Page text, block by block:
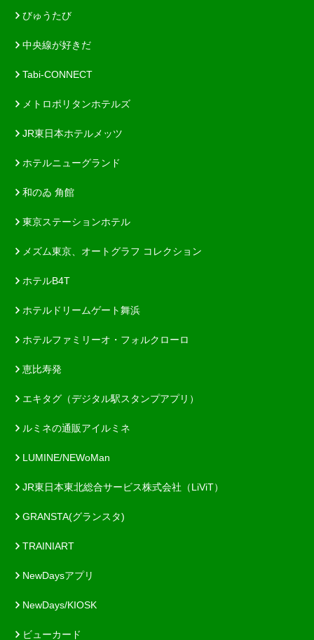
びゅうたび
中央線が好きだ
Tabi-CONNECT
メトロポリタンホテルズ
JR東日本ホテルメッツ
ホテルニューグランド
和のゐ 角館
東京ステーションホテル
メズム東京、オートグラフ コレクション
ホテルB4T
ホテルドリームゲート舞浜
ホテルファミリーオ・フォルクローロ
恵比寿発
エキタグ（デジタル駅スタンプアプリ）
ルミネの通販アイルミネ
LUMINE/NEWoMan
JR東日本東北総合サービス株式会社（LiViT）
GRANSTA(グランスタ)
TRAINIART
NewDaysアプリ
NewDays/KIOSK
ビューカード